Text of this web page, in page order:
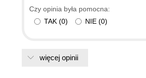
Czy opinia była pomocna:
TAK (0) NIE (0)
więcej opinii